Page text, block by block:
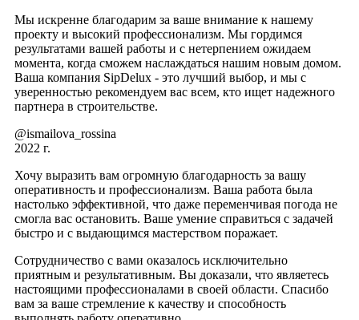
Мы искренне благодарим за ваше внимание к нашему
проекту и высокий профессионализм. Мы гордимся
результатами вашей работы и с нетерпением ожидаем
момента, когда сможем наслаждаться нашим новым домом.
Ваша компания SipDelux - это лучший выбор, и мы с
уверенностью рекомендуем вас всем, кто ищет надежного
партнера в строительстве.
@ismailova_rossina
2022 г.
Хочу выразить вам огромную благодарность за вашу
оперативность и профессионализм. Ваша работа была
настолько эффективной, что даже переменчивая погода не
смогла вас остановить. Ваше умение справиться с задачей
быстро и с выдающимся мастерством поражает.
Сотрудничество с вами оказалось исключительно
приятным и результативным. Вы доказали, что являетесь
настоящими профессионалами в своей области. Спасибо
вам за ваше стремление к качеству и способность